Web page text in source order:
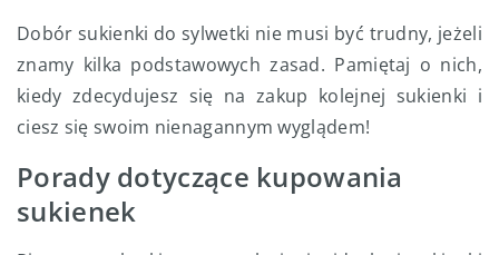
Dobór sukienki do sylwetki nie musi być trudny, jeżeli
znamy kilka podstawowych zasad. Pamiętaj o nich,
kiedy zdecydujesz się na zakup kolejnej sukienki i
ciesz się swoim nienagannym wyglądem!
Porady dotyczące kupowania
sukienek